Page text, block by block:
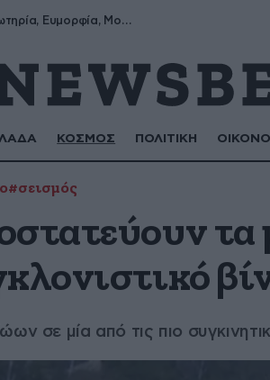
Σωτήρης, Σωτηρία, Ευμορφία, Μορφούλα
ΚΟΣΜΟΣ ΠΟΛΙΤΙΚΗ
#σεισμός
σε μία από τις πιο